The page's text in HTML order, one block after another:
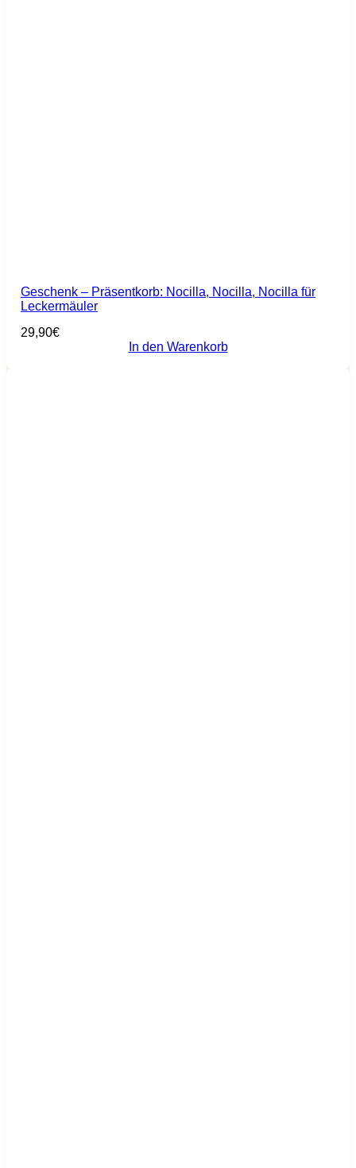
Geschenk – Präsentkorb: Nocilla, Nocilla, Nocilla für
Leckermäuler
29,90€
In den Warenkorb